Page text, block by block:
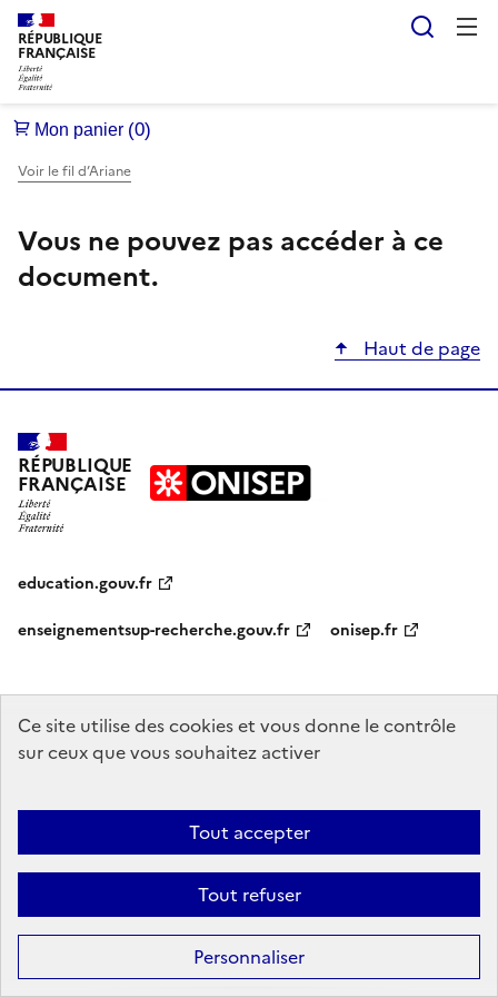
Ce site utilise des cookies et vous donne le contrôle
sur ceux que vous souhaitez activer
Tout accepter
Tout refuser
Personnaliser
RÉPUBLIQUE
FRANÇAISE
Voir le fil d’Ariane
Vous ne pouvez pas accéder à ce
document.
Haut de page
RÉPUBLIQUE
FRANÇAISE
education.gouv.fr
enseignementsup-recherche.gouv.fr
onisep.fr
Mentions légales Données personnelles Plan du site
Contact
Accessibilité : partiellement conforme
Sauf mention explicite de propriété intellectuelle détenue par des tiers,
les contenus de ce site sont proposés souslicence etalab-2.0